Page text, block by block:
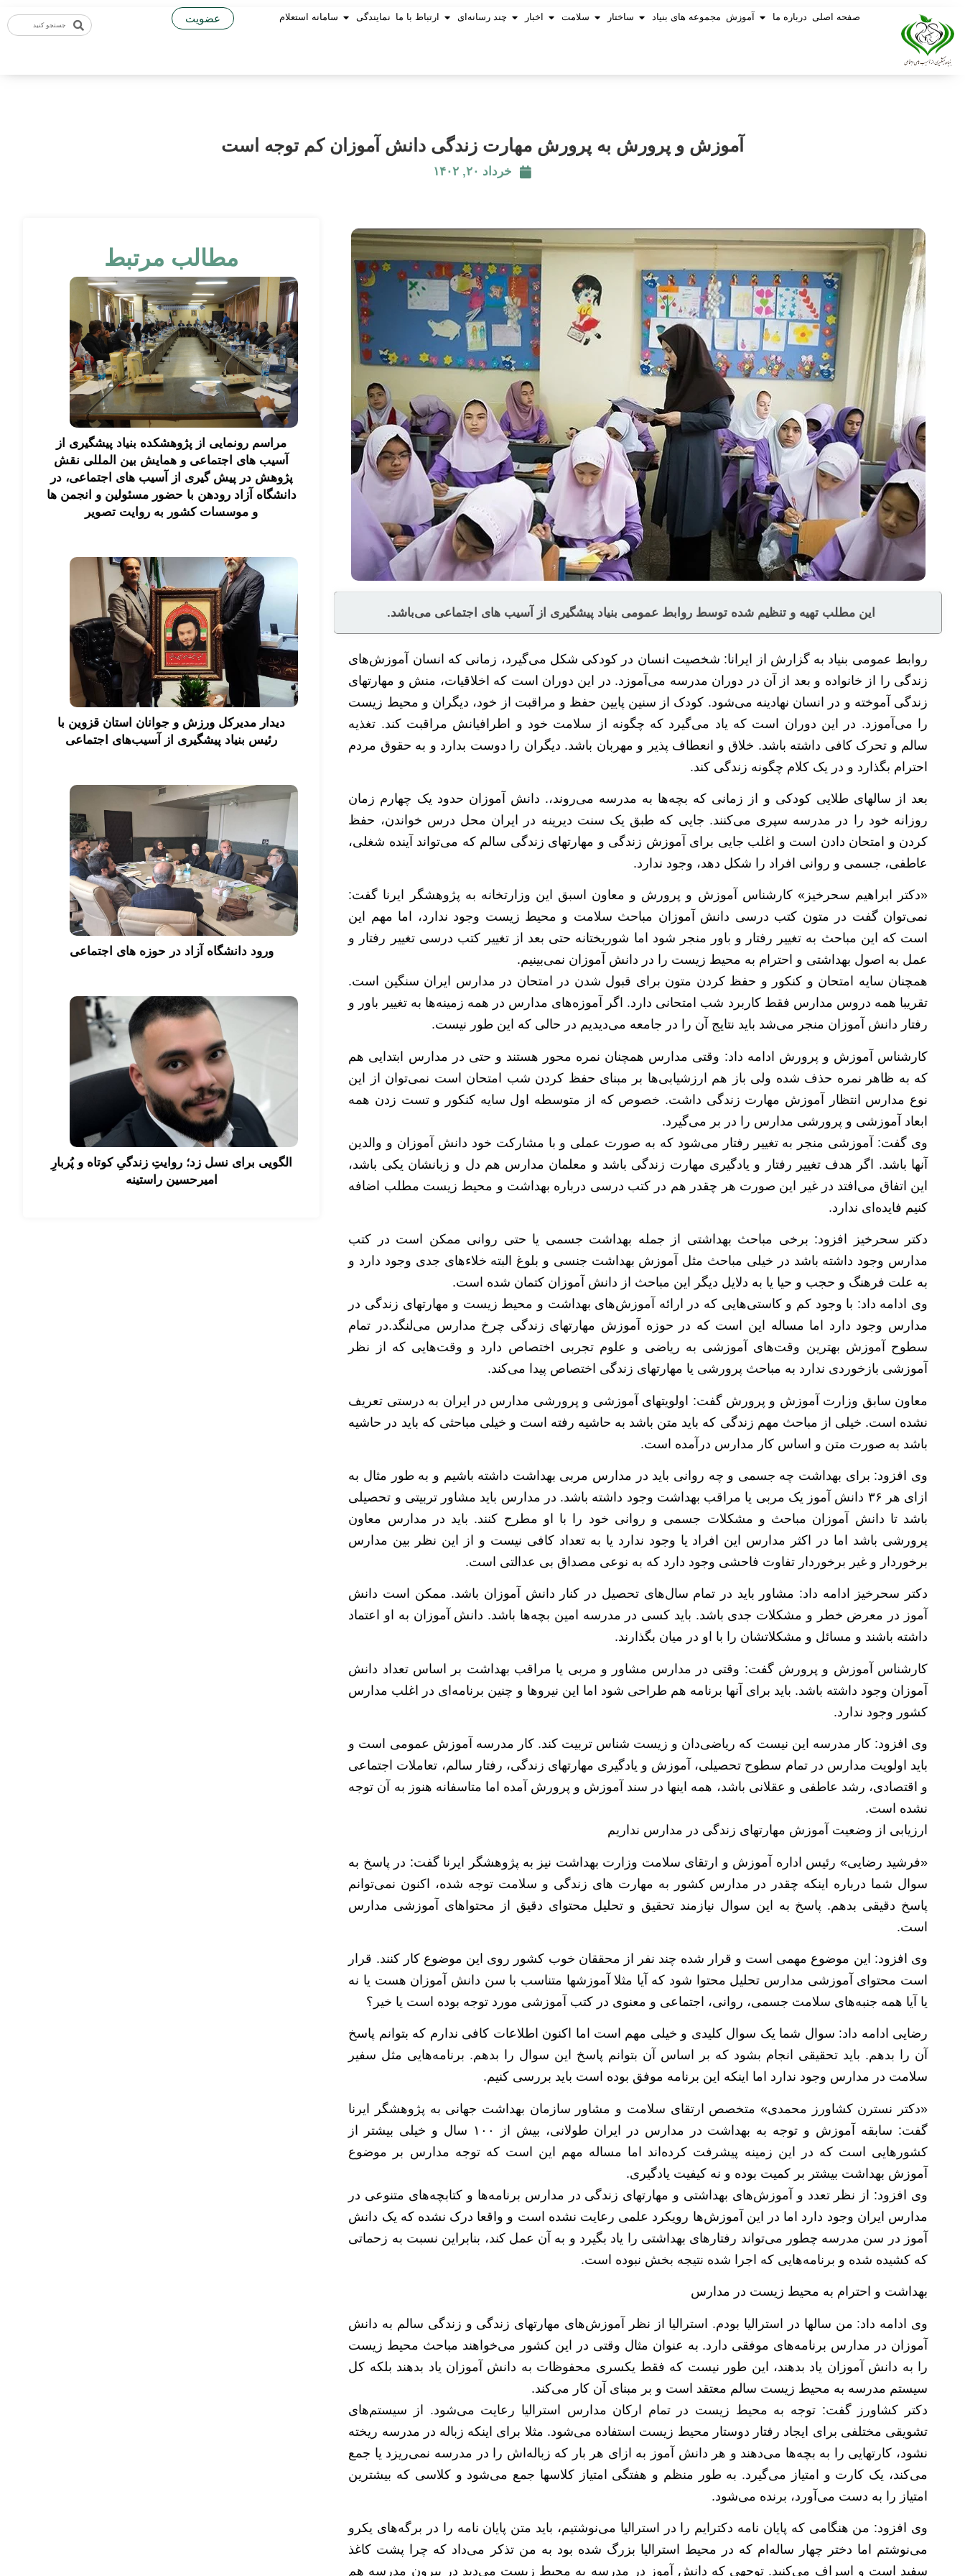
صفحه اصلی درباره ما آموزش مجموعه های بنیاد ساختار سلامت اخبار چند رسانه‌ای ارتباط با ما نمایندگی سامانه استعلام عضویت
آموزش و پرورش به پرورش مهارت زندگی دانش آموزان کم توجه است
خرداد ۲۰, ۱۴۰۲
این مطلب تهیه و تنظیم شده توسط روابط عمومی بنیاد پیشگیری از آسیب های اجتماعی می‌باشد.
روابط عمومی بنیاد به گزارش از ایرانا: شخصیت انسان در کودکی شکل می‌گیرد، زمانی که انسان آموزش‌های
زندگی را از خانواده و بعد از آن در دوران مدرسه می‌آموزد. در این دوران است که اخلاقیات، منش و مهارتهای
زندگی آموخته و در انسان نهادینه می‌شود. کودک از سنین پایین حفظ و مراقبت از خود، دیگران و محیط زیست
را می‌آموزد. در این دوران است که یاد می‌گیرد که چگونه از سلامت خود و اطرافیانش مراقبت کند. تغذیه
سالم و تحرک کافی داشته باشد. خلاق و انعطاف پذیر و مهربان باشد. دیگران را دوست بدارد و به حقوق مردم
احترام بگذارد و در یک کلام چگونه زندگی کند.
بعد از سالهای طلایی کودکی و از زمانی که بچه‌ها به مدرسه می‌روند،. دانش آموزان حدود یک چهارم زمان
روزانه خود را در مدرسه سپری می‌کنند. جایی که طبق یک سنت دیرینه در ایران محل درس خواندن، حفظ
کردن و امتحان دادن است و اغلب جایی برای آموزش زندگی و مهارتهای زندگی سالم که می‌تواند آینده شغلی،
عاطفی، جسمی و روانی افراد را شکل دهد، وجود ندارد.
«دکتر ابراهیم سحرخیز» کارشناس آموزش و پرورش و معاون اسبق این وزارتخانه به پژوهشگر ایرنا گفت:
نمی‌توان گفت در متون کتب درسی دانش آموزان مباحث سلامت و محیط زیست وجود ندارد، اما مهم این
است که این مباحث به تغییر رفتار و باور منجر شود اما شوربختانه حتی بعد از تغییر کتب درسی تغییر رفتار و
عمل به اصول بهداشتی و احترام به محیط زیست را در دانش آموزان نمی‌بینیم.
همچنان سایه امتحان و کنکور و حفظ کردن متون برای قبول شدن در امتحان در مدارس ایران سنگین است.
تقریبا همه دروس مدارس فقط کاربرد شب امتحانی دارد. اگر آموزه‌های مدارس در همه زمینه‌ها به تغییر باور و
رفتار دانش آموزان منجر می‌شد باید نتایج آن را در جامعه می‌دیدیم در حالی که این طور نیست.
کارشناس آموزش و پرورش ادامه داد: وقتی مدارس همچنان نمره محور هستند و حتی در مدارس ابتدایی هم
که به ظاهر نمره حذف شده ولی باز هم ارزشیابی‌ها بر مبنای حفظ کردن شب امتحان است نمی‌توان از این
نوع مدارس انتظار آموزش مهارت زندگی داشت. خصوص که از متوسطه اول سایه کنکور و تست زدن همه
ابعاد آموزشی و پرورشی مدارس را در بر می‌گیرد.
وی گفت: آموزشی منجر به تغییر رفتار می‌شود که به صورت عملی و با مشارکت خود دانش آموزان و والدین
آنها باشد. اگر هدف تغییر رفتار و یادگیری مهارت زندگی باشد و معلمان مدارس هم دل و زبانشان یکی باشد،
این اتفاق می‌افتد در غیر این صورت هر چقدر هم در کتب درسی درباره بهداشت و محیط زیست مطلب اضافه
کنیم فایده‌ای ندارد.
دکتر سحرخیز افزود: برخی مباحث بهداشتی از جمله بهداشت جسمی یا حتی روانی ممکن است در کتب
مدارس وجود داشته باشد در خیلی مباحث مثل آموزش بهداشت جنسی و بلوغ البته خلاء‌های جدی وجود دارد و
به علت فرهنگ و حجب و حیا یا به دلایل دیگر این مباحث از دانش آموزان کتمان شده است.
وی ادامه داد: با وجود کم و کاستی‌هایی که در ارائه آموزش‌های بهداشت و محیط زیست و مهارتهای زندگی در
مدارس وجود دارد اما مساله این است که در حوزه آموزش مهارتهای زندگی چرخ مدارس می‌لنگد.در تمام
سطوح آموزش بهترین وقت‌های آموزشی به ریاضی و علوم تجربی اختصاص دارد و وقت‌هایی که از نظر
آموزشی بازخوردی ندارد به مباحث پرورشی یا مهارتهای زندگی اختصاص پیدا می‌کند.
معاون سابق وزارت آموزش و پرورش گفت: اولویتهای آموزشی و پرورشی مدارس در ایران به درستی تعریف
نشده است. خیلی از مباحث مهم زندگی که باید متن باشد به حاشیه رفته است و خیلی مباحثی که باید در حاشیه
باشد به صورت متن و اساس کار مدارس درآمده است.
وی افزود: برای بهداشت چه جسمی و چه روانی باید در مدارس مربی بهداشت داشته باشیم و به طور مثال به
ازای هر ۳۶ دانش آموز یک مربی یا مراقب بهداشت وجود داشته باشد. در مدارس باید مشاور تربیتی و تحصیلی
باشد تا دانش آموزان مباحث و مشکلات جسمی و روانی خود را با او مطرح کنند. باید در مدارس معاون
پرورشی باشد اما در اکثر مدارس این افراد یا وجود ندارد یا به تعداد کافی نیست و از این نظر بین مدارس
برخوردار و غیر برخوردار تفاوت فاحشی وجود دارد که به نوعی مصداق بی عدالتی است.
دکتر سحرخیز ادامه داد: مشاور باید در تمام سال‌های تحصیل در کنار دانش آموزان باشد. ممکن است دانش
آموز در معرض خطر و مشکلات جدی باشد. باید کسی در مدرسه امین بچه‌ها باشد. دانش آموزان به او اعتماد
داشته باشند و مسائل و مشکلاتشان را با او در میان بگذارند.
کارشناس آموزش و پرورش گفت: وقتی در مدارس مشاور و مربی یا مراقب بهداشت بر اساس تعداد دانش
آموزان وجود داشته باشد. باید برای آنها برنامه هم طراحی شود اما این نیروها و چنین برنامه‌ای در اغلب مدارس
کشور وجود ندارد.
وی افزود: کار مدرسه این نیست که ریاضی‌دان و زیست شناس تربیت کند. کار مدرسه آموزش عمومی است و
باید اولویت مدارس در تمام سطوح تحصیلی، آموزش و یادگیری مهارتهای زندگی، رفتار سالم، تعاملات اجتماعی
و اقتصادی، رشد عاطفی و عقلانی باشد، همه اینها در سند آموزش و پرورش آمده اما متاسفانه هنوز به آن توجه
نشده است.
ارزیابی از وضعیت آموزش مهارتهای زندگی در مدارس نداریم
«فرشید رضایی» رئیس اداره آموزش و ارتقای سلامت وزارت بهداشت نیز به پژوهشگر ایرنا گفت: در پاسخ به
سوال شما درباره اینکه چقدر در مدارس کشور به مهارت های زندگی و سلامت توجه شده،‌ اکنون نمی‌توانم
پاسخ دقیقی بدهم. پاسخ به این سوال نیازمند تحقیق و تحلیل محتوای دقیق از محتواهای آموزشی مدارس
است.
وی افزود: این موضوع مهمی است و قرار شده چند نفر از محققان خوب کشور روی این موضوع کار کنند. قرار
است محتوای آموزشی مدارس تحلیل محتوا شود که آیا مثلا آموزشها متناسب با سن دانش آموزان هست یا نه
یا آیا همه جنبه‌های سلامت جسمی، روانی، اجتماعی و معنوی در کتب آموزشی مورد توجه بوده است یا خیر؟
رضایی ادامه داد: سوال شما یک سوال کلیدی و خیلی مهم است اما اکنون اطلاعات کافی ندارم که بتوانم پاسخ
آن را بدهم. باید تحقیقی انجام بشود که بر اساس آن بتوانم پاسخ این سوال را بدهم. برنامه‌هایی مثل سفیر
سلامت در مدارس وجود ندارد اما اینکه این برنامه موفق بوده است باید بررسی کنیم.
«دکتر نسترن کشاورز محمدی» متخصص ارتقای سلامت و مشاور سازمان بهداشت جهانی به پژوهشگر ایرنا
گفت: سابقه آموزش و توجه به بهداشت در مدارس در ایران طولانی، بیش از ۱۰۰ سال و خیلی بیشتر از
کشورهایی است که در این زمینه پیشرفت کرده‌اند اما مساله مهم این است که توجه مدارس بر موضوع
آموزش بهداشت بیشتر بر کمیت بوده و نه کیفیت یادگیری.
وی افزود: از نظر تعدد و آموزش‌های بهداشتی و مهارتهای زندگی در مدارس برنامه‌ها و کتابچه‌های متنوعی در
مدارس ایران وجود دارد اما در این آموزش‌ها رویکرد علمی رعایت نشده است و واقعا درک نشده که یک دانش
آموز در سن مدرسه چطور می‌تواند رفتارهای بهداشتی را یاد بگیرد و به آن عمل کند، بنابراین نسبت به زحماتی
که کشیده شده و برنامه‌هایی که اجرا شده نتیجه بخش نبوده است.
بهداشت و احترام به محیط زیست در مدارس
وی ادامه داد: من سالها در استرالیا بودم. استرالیا از نظر آموزش‌های مهارتهای زندگی و زندگی سالم به دانش
آموزان در مدارس برنامه‌های موفقی دارد. به عنوان مثال وقتی در این کشور می‌خواهند مباحث محیط زیست
را به دانش آموزان یاد بدهند، این طور نیست که فقط یکسری محفوظات به دانش آموزان یاد بدهند بلکه کل
سیستم مدرسه به محیط زیست سالم معتقد است و بر مبنای آن کار می‌کند.
دکتر کشاورز گفت: توجه به محیط زیست در تمام ارکان مدارس استرالیا رعایت می‌شود. از سیستم‌های
تشویقی مختلفی برای ایجاد رفتار دوستار محیط زیست استفاده می‌شود. مثلا برای اینکه زباله در مدرسه ریخته
نشود، کارتهایی را به بچه‌ها می‌دهند و هر دانش آموز به ازای هر بار که زباله‌اش را در مدرسه نمی‌ریزد یا جمع
می‌کند، یک کارت و امتیاز می‌گیرد. به طور منظم و هفتگی امتیاز کلاسها جمع می‌شود و کلاسی که بیشترین
امتیاز را به دست می‌آورد، برنده می‌شود.
وی افزود: من هنگامی که پایان نامه دکترایم را در استرالیا می‌نوشتیم، باید متن پایان نامه را در برگه‌های یکرو
می‌نوشتم اما دختر چهار ساله‌ام که در محیط استرالیا بزرگ شده بود به من تذکر می‌داد که چرا پشت کاغذ
سفید است و اسراف می‌کنید. توجهی که دانش آموز در مدرسه به محیط زیست می‌دید در بیرون مدرسه هم
مطالب مرتبط
مراسم رونمایی از پژوهشکده بنیاد پیشگیری از
آسیب های اجتماعی و همایش بین المللی نقش
پژوهش در پیش گیری از آسیب های اجتماعی، در
دانشگاه آزاد رودهن با حضور مسئولین و انجمن ها
و موسسات کشور به روایت تصویر
دیدار مدیرکل ورزش و جوانان استان قزوین با
رئیس بنیاد پیشگیری از آسیب‌های اجتماعی
ورود دانشگاه آزاد در حوزه های اجتماعی
الگویی برای نسل زد؛ روایتِ زندگیِ کوتاه و پُربارِ
امیرحسین راستینه